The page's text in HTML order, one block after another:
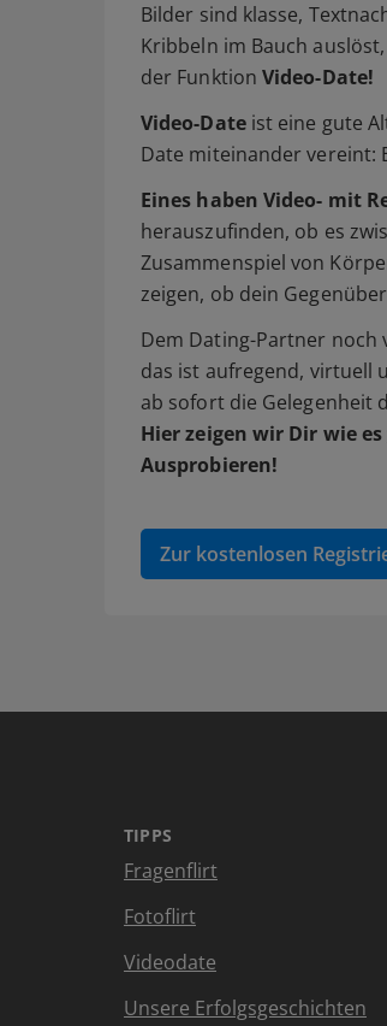
Bilder sind klasse,
Kribbeln im Bauch
der FunktionVideo-Date!
Video-Dateist eine gute
Date miteinander vereint:
Eines haben Video- mit
herauszufinden, ob es
Zusammenspiel von
zeigen, ob dein
Dem Dating-Partner noch
das ist aufregend, virtuell
ab sofort die Gelegenheit
Hier zeigen wir Dir wie es
Ausprobieren!
Zur kostenlosen
TIPPS
Fragenflirt
Fotoflirt
Videodate
Unsere Erfolgsgeschichten